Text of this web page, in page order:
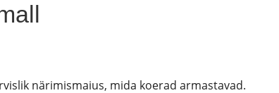
närimismaius, mida koerad armastavad.